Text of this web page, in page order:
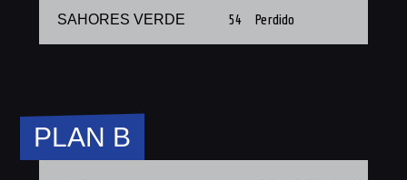
SAHORES VERDE 54 Perdido
PLAN B